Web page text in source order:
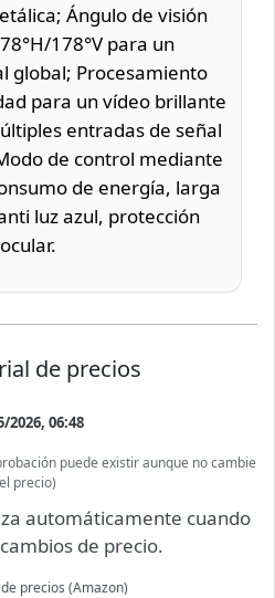
Ángulo de visión
178°V para un
global; Procesamiento
para un vídeo brillante
entradas de señal
de control mediante
de energía, larga
luz azul, protección
ocular.
de precios
2026, 06:48
puede existir aunque no cambie
el precio)
automáticamente cuando
de precio.
precios (Amazon)